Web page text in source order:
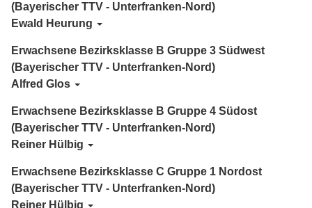
(Bayerischer TTV - Unterfranken-Nord)
Ewald Heurung
Erwachsene Bezirksklasse B Gruppe 3 Südwest
(Bayerischer TTV - Unterfranken-Nord)
Alfred Glos
Erwachsene Bezirksklasse B Gruppe 4 Südost
(Bayerischer TTV - Unterfranken-Nord)
Reiner Hülbig
Erwachsene Bezirksklasse C Gruppe 1 Nordost
(Bayerischer TTV - Unterfranken-Nord)
Reiner Hülbig